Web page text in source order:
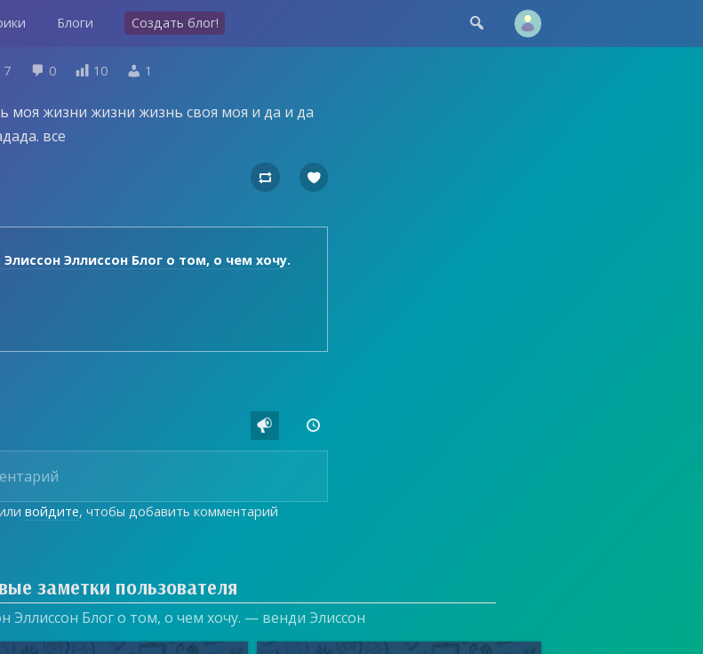
Блоги Создать блог! 
7  0  10  1
моя жизни жизни жизнь своя моя и да и да
все
 
Эллиссон Блог о том, о чем хочу.
 
войдите, чтобы добавить комментарий
заметки пользователя
Эллиссон Блог о том, о чем хочу. — венди Элиссон